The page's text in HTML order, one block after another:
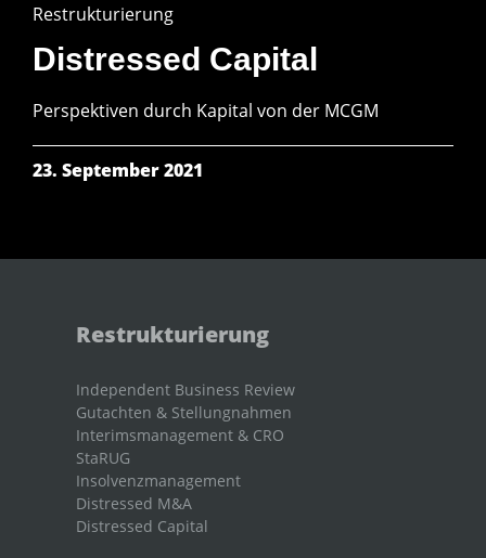
Restrukturierung
Distressed Capital
Perspek­tiven durch Kapital von der MCGM
23. September 2021
Restrukturierung
Independent Business Review
Gutachten & Stellungnahmen
Interimsmanagement & CRO
StaRUG
Insolvenzmanagement
Distressed M&A
Distressed Capital